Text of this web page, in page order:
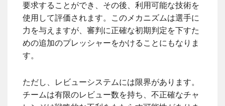
要求することができ、その後、利用可能な技術を
使用して評価されます。このメカニズムは選手に
力を与えますが、審判に正確な初期判定を下すた
めの追加のプレッシャーをかけることにもなりま
す。
ただし、レビューシステムには限界があります。
チームは有限のレビュー数を持ち、不正確なチャ